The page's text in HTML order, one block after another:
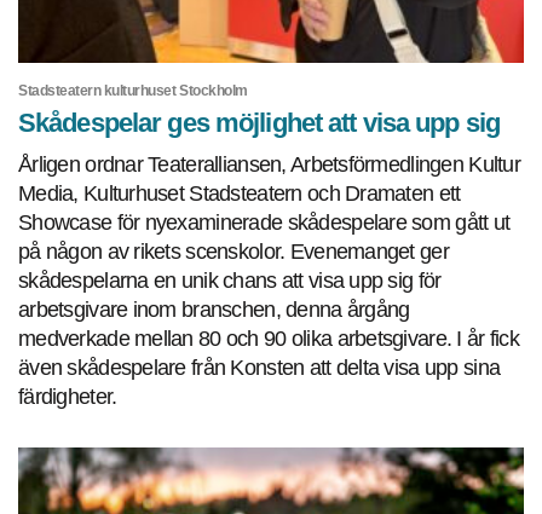
Stadsteatern kulturhuset Stockholm
Skådespelar ges möjlighet att visa upp sig
Årligen ordnar Teateralliansen, Arbetsförmedlingen Kultur
Media, Kulturhuset Stadsteatern och Dramaten ett
Showcase för nyexaminerade skådespelare som gått ut
på någon av rikets scenskolor. Evenemanget ger
skådespelarna en unik chans att visa upp sig för
arbetsgivare inom branschen, denna årgång
medverkade mellan 80 och 90 olika arbetsgivare. I år fick
även skådespelare från Konsten att delta visa upp sina
färdigheter.